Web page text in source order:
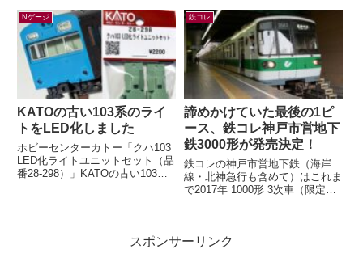
の路面電車で いくぜ！広...
Nゲージ
KATOの古い103系のライ
トをLED化しました
ホビーセンターカトー「クハ103
LED化ライトユニットセット（品
番28-298）」KATOの古い103系
鉄コレ
諦めかけていた最後の1ピ
ース、鉄コレ神戸市営地下
鉄3000形が発売決定！
鉄コレの神戸市営地下鉄（海岸
線・北神急行も含めて）はこれま
で2017年 1000形 3次車（限定）
スポンサーリンク